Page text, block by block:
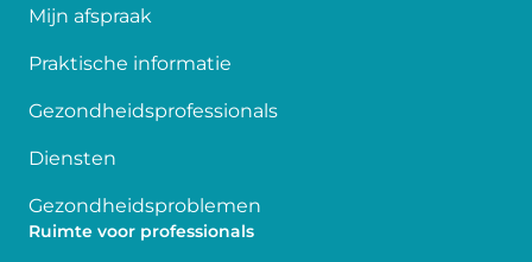
Mijn afspraak
Praktische informatie
Gezondheidsprofessionals
Diensten
Gezondheidsproblemen
Ruimte voor professionals